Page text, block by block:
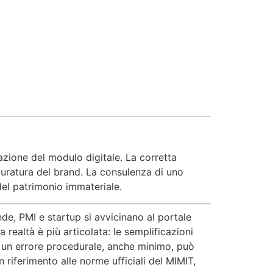
del modulo digitale. La corretta
del brand. La consulenza di uno
patrimonio immateriale.
PMI e startup si avvicinano al portale
realtà è più articolata: le semplificazioni
errore procedurale, anche minimo, può
riferimento alle norme ufficiali del MIMIT,